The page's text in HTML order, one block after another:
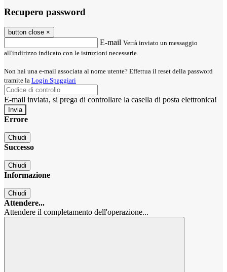
Recupero password
button close ×
E-mail Verrà inviato un messaggio
all'indirizzo indicato con le istruzioni necessarie.
Non hai una e-mail associata al nome utente? Effettua il reset della password
tramite la Login Spaggiari
E-mail inviata, si prega di controllare la casella di posta elettronica!
Errore
Chiudi
Successo
Chiudi
Informazione
Chiudi
Attendere...
Attendere il completamento dell'operazione...